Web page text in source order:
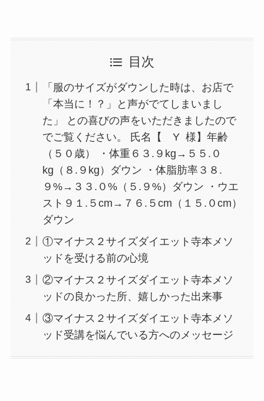
目次
「服のサイズがダウンした時は、お店で
「本当に！？」と声がでてしまいまし
た」 との喜びの声をいただきましたので
でご覧ください。 氏名【 Y 様】年齢
（５０歳） ・体重６３.９kg→５５.０
kg（８.９kg）ダウン ・体脂肪率３８.
９%→３３.０%（５.９%）ダウン ・ウエ
スト９１.５cm→７６.５cm（１５.０cm）
ダウン
①マイナス２サイズダイエット寺本メソ
ッドを受ける前の心境
②マイナス２サイズダイエット寺本メソ
ッドの良かった所、嬉しかった出来事
③マイナス２サイズダイエット寺本メソ
ッド受講を悩んでいる方へのメッセージ